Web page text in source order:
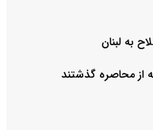
به لبنان